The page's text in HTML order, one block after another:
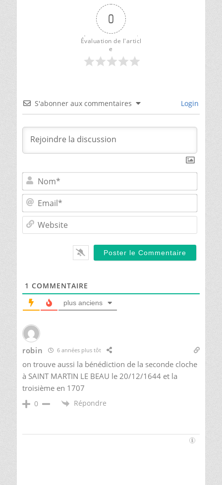
0
Évaluation de l'articl
e
S'abonner aux commentaires Login
Nom*
Email*
1 COMMENTAIRE
plus anciens
robin 6 années plus tôt
on trouve aussi la bénédiction de la seconde cloche
à SAINT MARTIN LE BEAU le 20/12/1644 et la
troisième en 1707
0 Répondre